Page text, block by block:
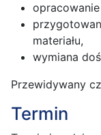
opracowanie
materiału,
wymiana
Przewidywany
Termin